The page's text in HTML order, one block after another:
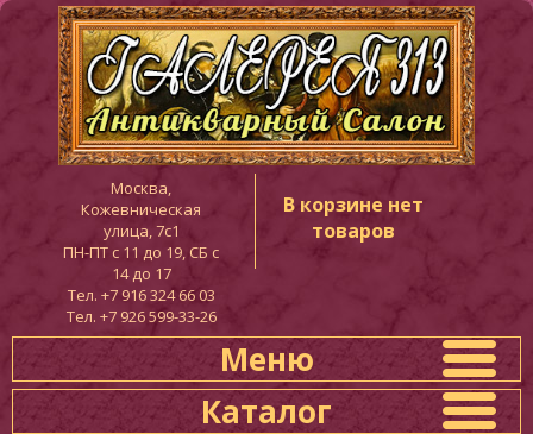
Москва,
Кожевническая
улица, 7с1
ПН-ПТ c 11 до 19, СБ с
14 до 17
Тел. +7 916 324 66 03
Тел. +7 926 599-33-26
В корзине нет
товаров
Меню
Каталог